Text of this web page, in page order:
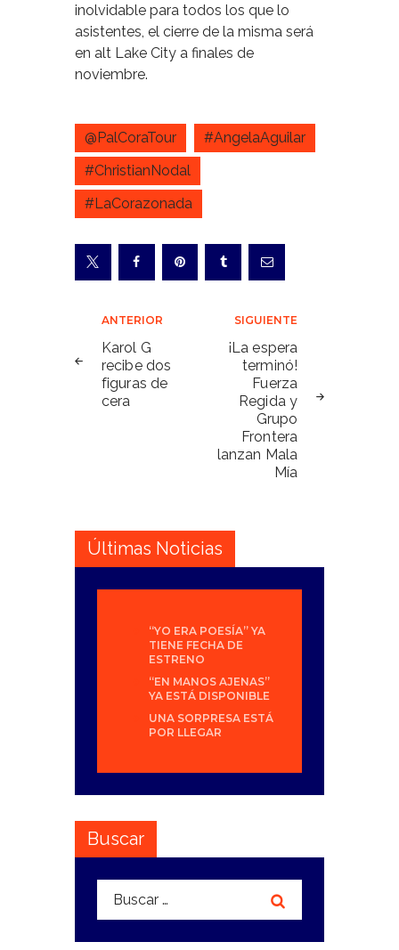
inolvidable para todos los que lo
asistentes, el cierre de la misma será
en alt Lake City a finales de
noviembre.
@PalCoraTour
#AngelaAguilar
#ChristianNodal
#LaCorazonada
Navegación
de
entradas
ANTERIOR
Karol G
recibe dos
figuras de
cera
SIGUIENTE
¡La espera
terminó!
Fuerza
Regida y
Grupo
Frontera
lanzan Mala
Mía
Últimas Noticias
“YO ERA POESÍA” YA
TIENE FECHA DE
ESTRENO
“EN MANOS AJENAS”
YA ESTÁ DISPONIBLE
UNA SORPRESA ESTÁ
POR LLEGAR
Buscar
Buscar: